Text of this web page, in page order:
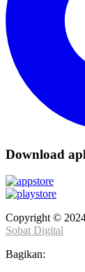
Download
Copyright ©
Sobat Digital
Bagikan: